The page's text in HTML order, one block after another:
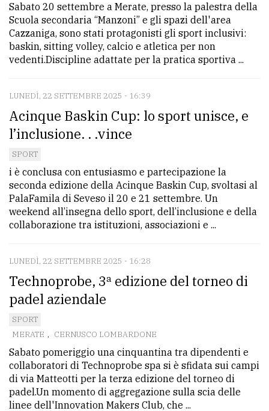
Sabato 20 settembre a Merate, presso la palestra della
Scuola secondaria “Manzoni” e gli spazi dell'area
Cazzaniga, sono stati protagonisti gli sport inclusivi:
baskin, sitting volley, calcio e atletica per non
vedenti.Discipline adattate per la pratica sportiva ...
LUNEDÌ, 22 SETTEMBRE 2025 - 16:39
Acinque Baskin Cup: lo sport unisce, e
l’inclusione. . .vince
SPORT
i è conclusa con entusiasmo e partecipazione la
seconda edizione della Acinque Baskin Cup, svoltasi al
PalaFamila di Seveso il 20 e 21 settembre. Un
weekend all’insegna dello sport, dell’inclusione e della
collaborazione tra istituzioni, associazioni e ...
LUNEDÌ, 22 SETTEMBRE 2025 - 16:28
Technoprobe, 3ª edizione del torneo di
padel aziendale
SPORT
MERATE , CERNUSCO LOMBARDONE
Sabato pomeriggio una cinquantina tra dipendenti e
collaboratori di Technoprobe spa si è sfidata sui campi
di via Matteotti per la terza edizione del torneo di
padel.Un momento di aggregazione sulla scia delle
linee dell'Innovation Makers Club, che ...